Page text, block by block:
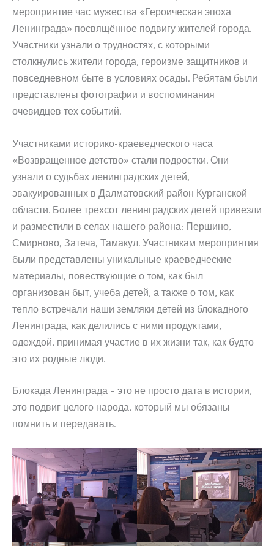
мероприятие час мужества «Героическая эпоха
Ленинграда» посвящённое подвигу жителей города.
Участники узнали о трудностях, с которыми
столкнулись жители города, героизме защитников и
повседневном быте в условиях осады. Ребятам были
представлены фотографии и воспоминания
очевидцев тех событий.
Участниками историко-краеведческого часа
«Возвращенное детство» стали подростки. Они
узнали о судьбах ленинградских детей,
эвакуированных в Далматовский район Курганской
области. Более трехсот ленинградских детей привезли
и разместили в селах нашего района: Першино,
Смирново, Затеча, Тамакул. Участникам мероприятия
были представлены уникальные краеведческие
материалы, повествующие о том, как был
организован быт, учеба детей, а также о том, как
тепло встречали наши земляки детей из блокадного
Ленинграда, как делились с ними продуктами,
одеждой, принимая участие в их жизни так, как будто
это их родные люди.
Блокада Ленинграда – это не просто дата в истории,
это подвиг целого народа, который мы обязаны
помнить и передавать.